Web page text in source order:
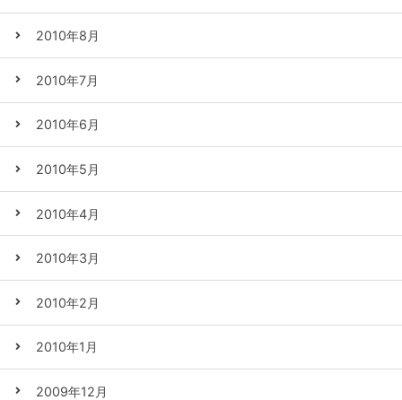
2010年8月
2010年7月
2010年6月
2010年5月
2010年4月
2010年3月
2010年2月
2010年1月
2009年12月